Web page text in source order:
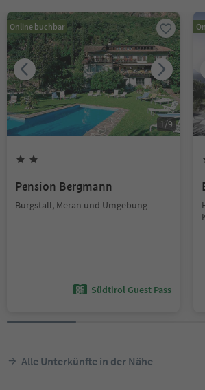
Online buchbar
1/9
Pension Bergmann
Burgstall, Meran und Umgebung
Südtirol Guest Pass
Alle Unterkünfte in der Nähe